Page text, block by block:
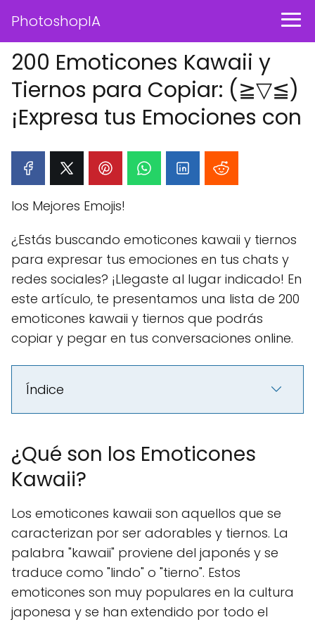
PhotoshopIA
200 Emoticones Kawaii y
Tiernos para Copiar: (≧▽≦)
¡Expresa tus Emociones con
los Mejores Emojis!
¿Estás buscando emoticones kawaii y tiernos
para expresar tus emociones en tus chats y
redes sociales? ¡Llegaste al lugar indicado! En
este artículo, te presentamos una lista de 200
emoticones kawaii y tiernos que podrás
copiar y pegar en tus conversaciones online.
Índice
¿Qué son los Emoticones
Kawaii?
Los emoticones kawaii son aquellos que se
caracterizan por ser adorables y tiernos. La
palabra "kawaii" proviene del japonés y se
traduce como "lindo" o "tierno". Estos
emoticones son muy populares en la cultura
japonesa y se han extendido por todo el